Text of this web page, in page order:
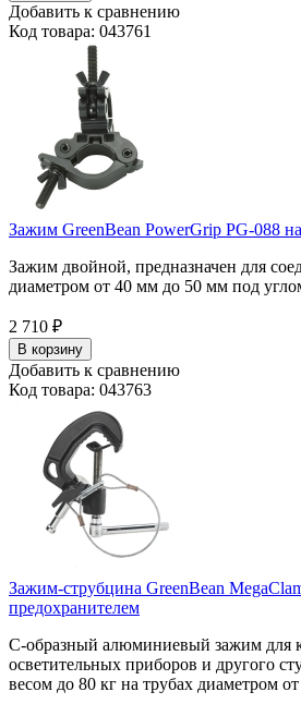
Добавить к сравнению
Код товара: 043761
Зажим GreenBean PowerGrip PG-088
Зажим двойной, предназначен для
диаметром от 40 мм до 50 мм под
2 710 ₽
В корзину
Добавить к сравнению
Код товара: 043763
Зажим-струбцина GreenBean
предохранителем
С-образный алюминиевый зажим для
осветительных приборов и другого
весом до 80 кг на трубах диаметром